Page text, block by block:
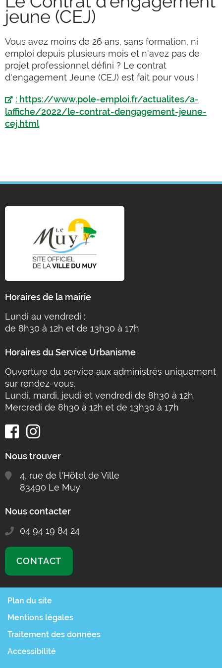
jeune (CEJ)
Vous avez moins de 26 ans, sans formation, ni
emploi depuis plusieurs mois et n'avez pas de
projet professionnel défini ? Le contrat
d'engagement Jeune (CEJ) est fait pour vous !
: https://www.pole-emploi.fr/actualites/a-
laffiche/2022/le-contrat-dengagement-jeune-
cej.html
Horaires de la mairie
Lundi au vendredi :
de 8h30 à 12h et de 13h30 à 17h
Horaires du Service Urbanisme
Ouverture du service aux administrés uniquement
sur rendez-vous.
Lundi, mardi, jeudi et vendredi de 8h30 à 12h
Mercredi de 8h30 à 12h et de 13h30 à 17h
Nous trouver
4, rue de l'Hôtel de Ville
83490 Le Muy
Nous contacter
04 94 19 84 24
CONTACT
Plan du site
Mentions légales
Traitement des données
Accessibilité